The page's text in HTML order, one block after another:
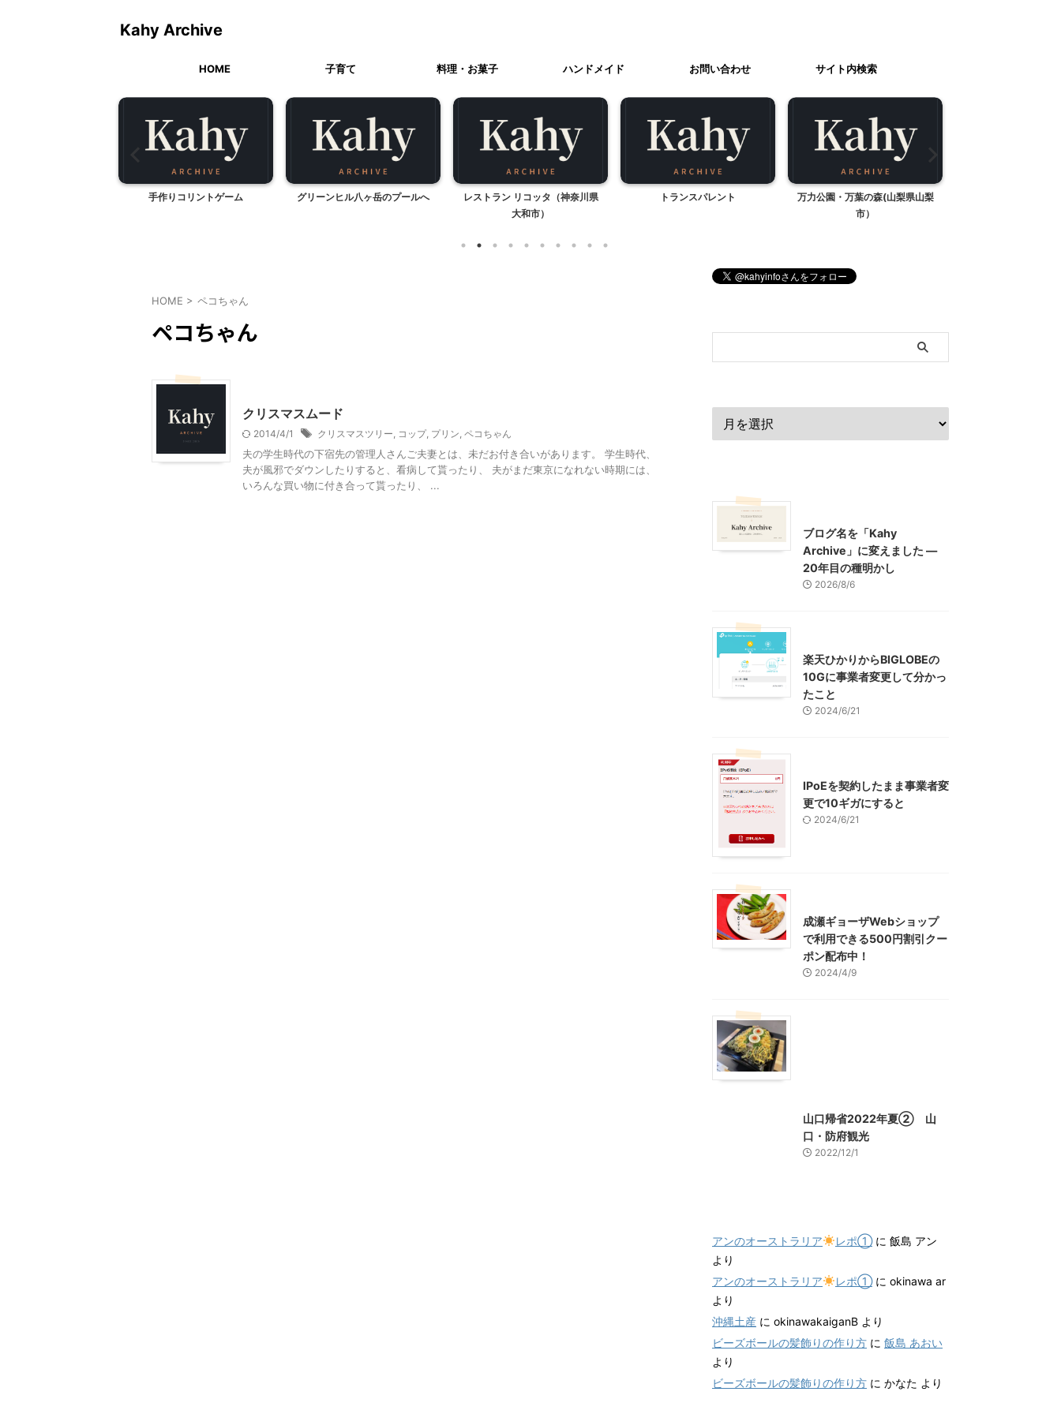
Kahy Archive
HOME 子育て 料理・お菓子 ハンドメイド お問い合わせ サイト内検索
手作りコリントゲーム グリーンヒル八ヶ岳のプールへ
レストラン リコッタ（神奈川県
大和市）
トランスパレント
万力公園・万葉の森(山梨県山梨
市）
HOME > ペコちゃん
ペコちゃん
クリスマスムード
2014/4/1 クリスマスツリー コップ, プリン ペコちゃん
夫の学生時代の下宿先の管理人さんご夫妻とは、未だお付き合いがあります。 学生時代、
夫が風邪でダウンしたりすると、看病して貰ったり、 夫がまだ東京になれない時期には、
いろんな買い物に付き合って貰ったり、 ...
ブログ名を「Kahy
Archive」に変えました ―
20年目の種明かし
2026/8/6
楽天ひかりからBIGLOBEの
10Gに事業者変更して分かっ
たこと
2024/6/21
IPoEを契約したまま事業者変
更で10ギガにすると
2024/6/21
成瀬ギョーザWebショップ
で利用できる500円割引クー
ポン配布中！
2024/4/9
山口帰省2022年夏② 山
口・防府観光
2022/12/1
アンのオーストラリア レポ①に 飯島 アン
より
アンのオーストラリア
レポ①に okinawa ar
より
沖縄土産 に okinawakaiganB より
ビーズボールの髪飾りの作り方 に 飯島 あおい
より
ビーズボールの髪飾りの作り方 に かなた より